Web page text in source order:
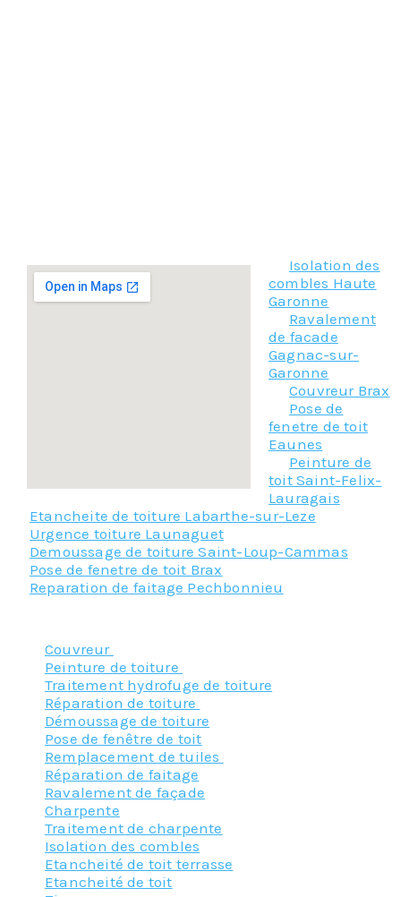
Isolation des
combles Haute
Garonne
Ravalement
de facade
Gagnac-sur-
Garonne
Couvreur Brax
Pose de
fenetre de toit
Eaunes
Peinture de
toit Saint-Felix-
Lauragais
Etancheite de toiture Labarthe-sur-Leze
Urgence toiture Launaguet
Demoussage de toiture Saint-Loup-Cammas
Pose de fenetre de toit Brax
Reparation de faitage Pechbonnieu
Couvreur
Peinture de toiture
Traitement hydrofuge de toiture
Réparation de toiture
Démoussage de toiture
Pose de fenêtre de toit
Remplacement de tuiles
Réparation de faitage
Ravalement de façade
Charpente
Traitement de charpente
Isolation des combles
Etancheité de toit terrasse
Etancheité de toit